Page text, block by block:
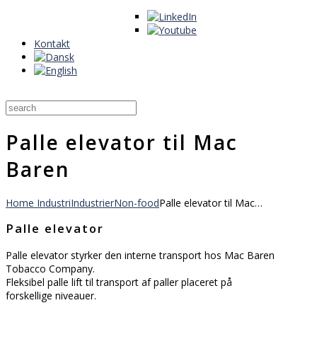
Kontakt
Palle elevator til Mac
Baren
Home IndustriIndustrierNon-foodPalle elevator til Mac…
Palle elevator
Palle elevator styrker den interne transport hos Mac Baren
Tobacco Company.
Fleksibel palle lift til transport af paller placeret på
forskellige niveauer.